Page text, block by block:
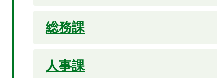
総務課
人事課